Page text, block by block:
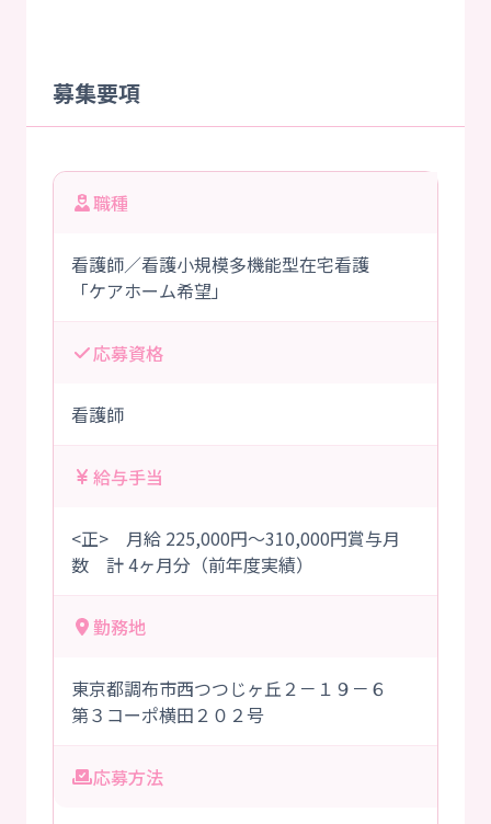
募集要項
職種
看護師／看護小規模多機能型在宅看護
「ケアホーム希望」
応募資格
看護師
給与手当
<正> 月給 225,000円～310,000円賞与月
数 計 4ヶ月分（前年度実績）
勤務地
東京都調布市西つつじヶ丘２－１９－６
第３コーポ横田２０２号
応募方法